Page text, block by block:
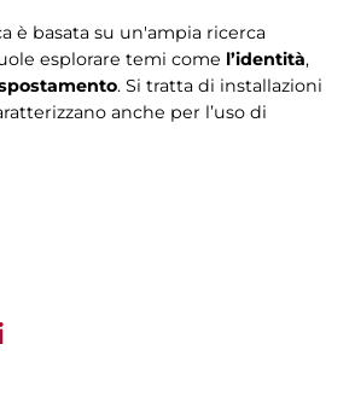
è basata su un'ampia ricerca
esplorare temi come l’identità,
. Si tratta di installazioni
anche per l’uso di